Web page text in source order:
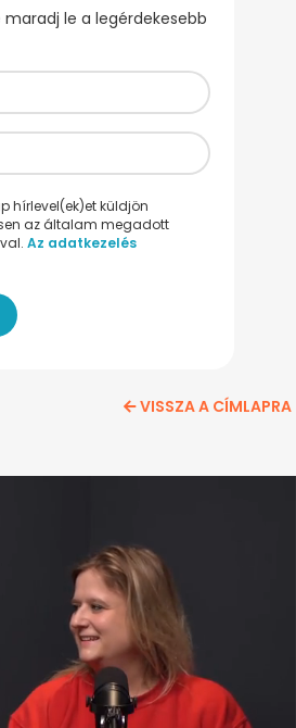
le a legérdekesebb
hírlevel(ek)et küldjön
az általam megadott
Az adatkezelés
VISSZA A CÍMLAPRA